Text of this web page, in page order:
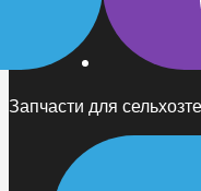
Запчасти для